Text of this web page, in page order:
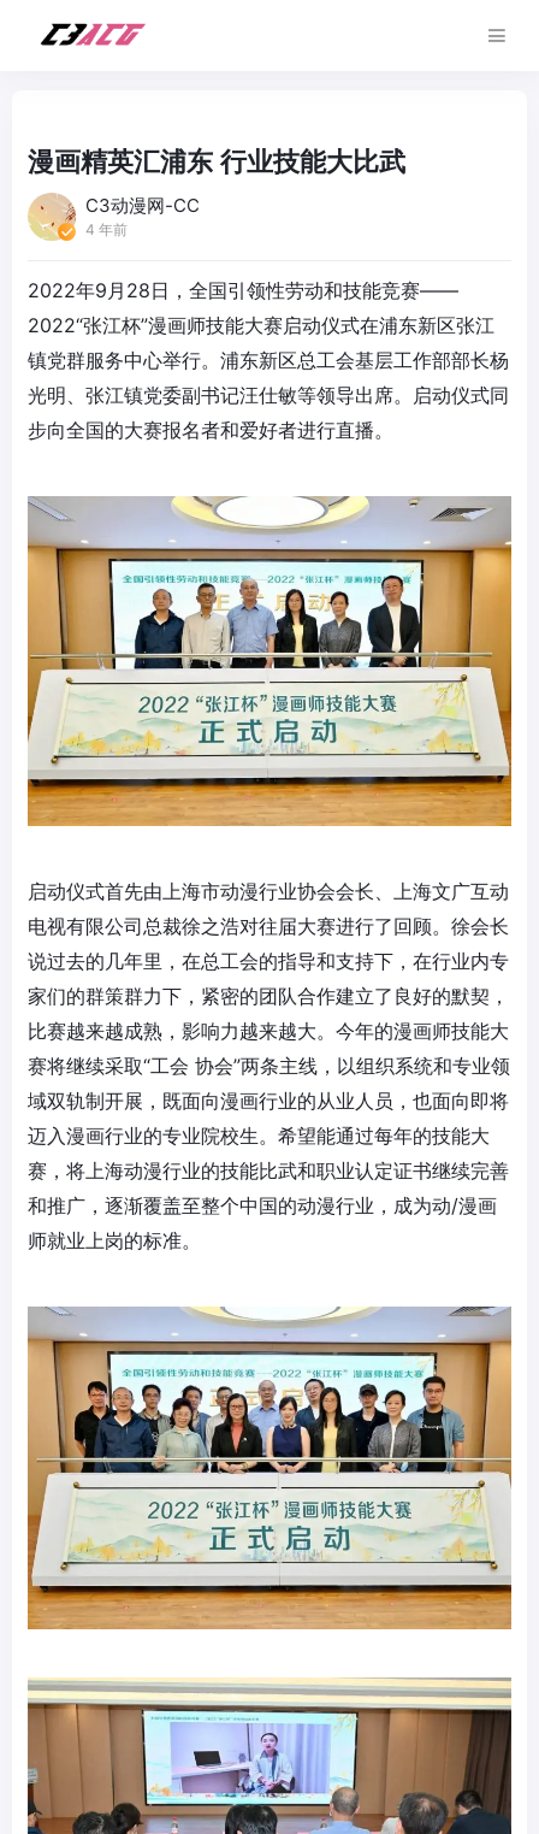
漫画精英汇浦东 行业技能大比武
C3动漫网-CC
4 年前
2022年9月28日，全国引领性劳动和技能竞赛——
2022“张江杯”漫画师技能大赛启动仪式在浦东新区张江
镇党群服务中心举行。浦东新区总工会基层工作部部长杨
光明、张江镇党委副书记汪仕敏等领导出席。启动仪式同
步向全国的大赛报名者和爱好者进行直播。
启动仪式首先由上海市动漫行业协会会长、上海文广互动
电视有限公司总裁徐之浩对往届大赛进行了回顾。徐会长
说过去的几年里，在总工会的指导和支持下，在行业内专
家们的群策群力下，紧密的团队合作建立了良好的默契，
比赛越来越成熟，影响力越来越大。今年的漫画师技能大
赛将继续采取“工会 协会”两条主线，以组织系统和专业领
域双轨制开展，既面向漫画行业的从业人员，也面向即将
迈入漫画行业的专业院校生。希望能通过每年的技能大
赛，将上海动漫行业的技能比武和职业认定证书继续完善
和推广，逐渐覆盖至整个中国的动漫行业，成为动/漫画
师就业上岗的标准。